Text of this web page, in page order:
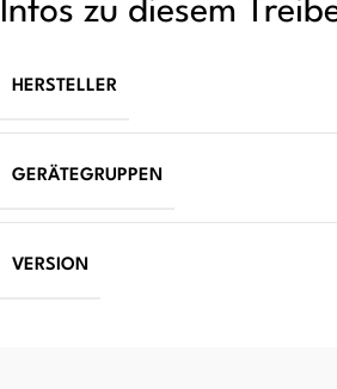
Infos zu diesem
HERSTELLER
GERÄTEGRUPPEN
VERSION